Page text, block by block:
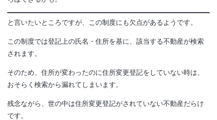
と言いたいところですが、この制度にも欠点があるようです。
この制度では登記上の氏名・住所を基に、該当する不動産が検索
されます。
そのため、住所が変わったのに住所変更登記をしていない時は、
おそらく検索から漏れてしまいます。
残念ながら、世の中は住所変更登記がされていない不動産だらけ
です。